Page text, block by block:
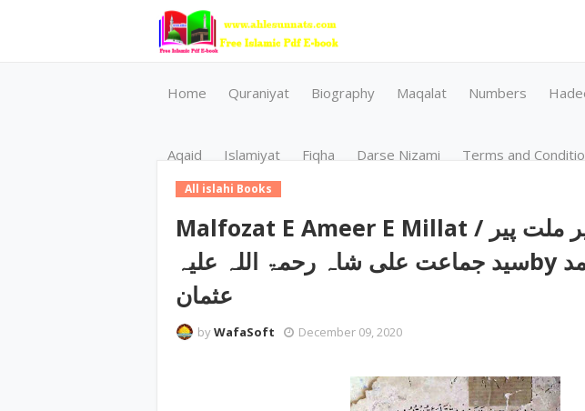
Home Quraniyat Biography Maqalat Numbers
Aqaid Islamiyat Fiqha Darse Nizami Terms and
All islahi Books
Malfozat E Ameer E Millat ‎/ ملفوظات امیر ملت پیر
سید جماعت علی شاہ رحمۃ اللہ علیہby ‎جناب حاجی محمد
عثمان
byWafaSoft December 09, 2020